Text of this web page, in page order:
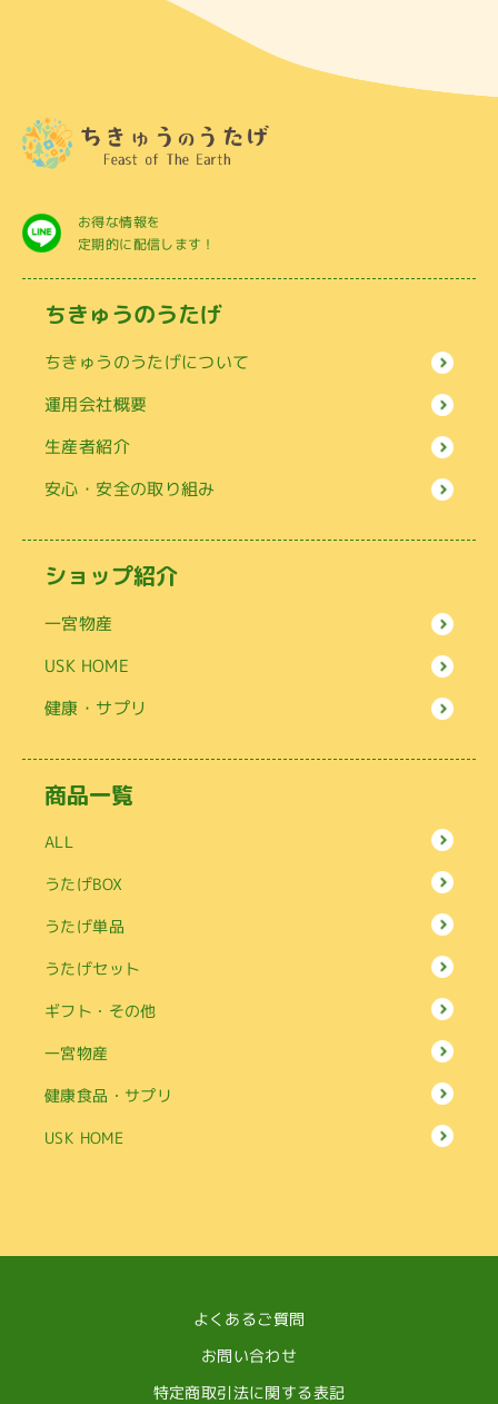
お得な情報を
定期的に配信します！
ちきゅうのうたげ
ちきゅうのうたげについて
運用会社概要
生産者紹介
安心・安全の取り組み
ショップ紹介
一宮物産
USK HOME
健康・サプリ
商品一覧
ALL
うたげBOX
うたげ単品
うたげセット
ギフト・その他
一宮物産
健康食品・サプリ
USK HOME
よくあるご質問
お問い合わせ
特定商取引法に関する表記